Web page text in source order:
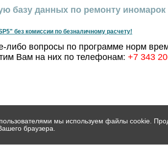
базу данных по ремонту иномарок
без комиссии по безналичному расчету!
либо вопросы по программе норм
Вам на них по телефонам: +7 343
мы используем файлы cookie.
браузера.